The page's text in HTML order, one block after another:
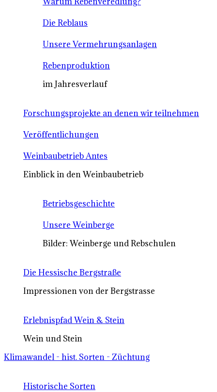
Die Reblaus
Unsere Vermehrungsanlagen
Rebenproduktion
im Jahresverlauf
Forschungsprojekte an denen wir teilnehmen
Veröffentlichungen
Weinbaubetrieb Antes
Einblick in den Weinbaubetrieb
Betriebsgeschichte
Unsere Weinberge
Bilder: Weinberge und Rebschulen
Die Hessische Bergstraße
Impressionen von der Bergstrasse
Erlebnispfad Wein & Stein
Wein und Stein
Klimawandel - hist. Sorten - Züchtung
Historische Sorten